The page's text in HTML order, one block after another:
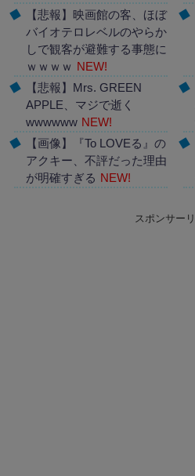
【悲報】映画館の客、ほぼ
バイオテロレベルのやらか
しで観客が避難する事態に
ｗｗｗｗ NEW!
【悲報】Mrs. GREEN
APPLE、マジで逝く
wwwwww NEW!
【画像】『To LOVEる』の
アクキー、不評だった理由
が明確すぎる NEW!
スポンサー